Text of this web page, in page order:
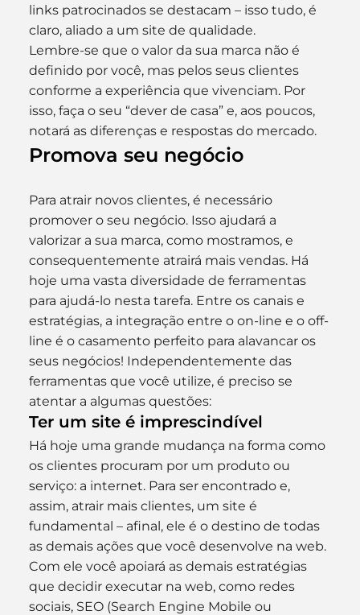
links patrocinados se destacam – isso tudo, é
claro, aliado a um site de qualidade.
Lembre-se que o valor da sua marca não é
definido por você, mas pelos seus clientes
conforme a experiência que vivenciam. Por
isso, faça o seu “dever de casa” e, aos poucos,
notará as diferenças e respostas do mercado.
Promova seu negócio
Para atrair novos clientes, é necessário
promover o seu negócio. Isso ajudará a
valorizar a sua marca, como mostramos, e
consequentemente atrairá mais vendas. Há
hoje uma vasta diversidade de ferramentas
para ajudá-lo nesta tarefa. Entre os canais e
estratégias, a integração entre o on-line e o off-
line é o casamento perfeito para alavancar os
seus negócios! Independentemente das
ferramentas que você utilize, é preciso se
atentar a algumas questões:
Ter um site é imprescindível
Há hoje uma grande mudança na forma como
os clientes procuram por um produto ou
serviço: a internet. Para ser encontrado e,
assim, atrair mais clientes, um site é
fundamental – afinal, ele é o destino de todas
as demais ações que você desenvolve na web.
Com ele você apoiará as demais estratégias
que decidir executar na web, como redes
sociais, SEO (Search Engine Mobile ou